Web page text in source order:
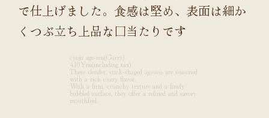
で仕上げました。食感は堅め、表面は細か
くつぶ立ち上品な口当たりです
cyoju age-sen(Curry)
410Yen(including tax)
These slender, stick-shaped agesen are seasoned
with a rich curry flavor.
With a firm, crunchy texture and a finely
bubbled surface, they offer a refined and savory
mouthfeel.